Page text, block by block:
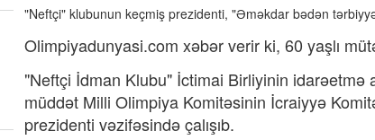
"Neftçi" klubunun keçmiş prezidenti, "Əməkdar bədən
Olimpiyadunyasi.com xəbər verir ki, 60 yaşlı
"Neftçi İdman Klubu" İctimai Birliyinin idarəetmə
müddət Milli Olimpiya Komitəsinin İcraiyyə
prezidenti vəzifəsində çalışıb.